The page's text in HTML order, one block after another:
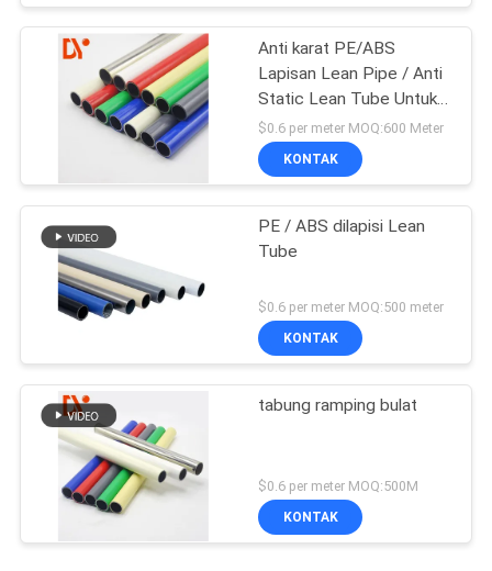
Anti karat PE/ABS
Lapisan Lean Pipe / Anti
Static Lean Tube Untuk
Flow Rack
$0.6 per meter MOQ:600 Meter
KONTAK
PE / ABS dilapisi Lean
Tube
$0.6 per meter MOQ:500 meter
KONTAK
tabung ramping bulat
$0.6 per meter MOQ:500M
KONTAK